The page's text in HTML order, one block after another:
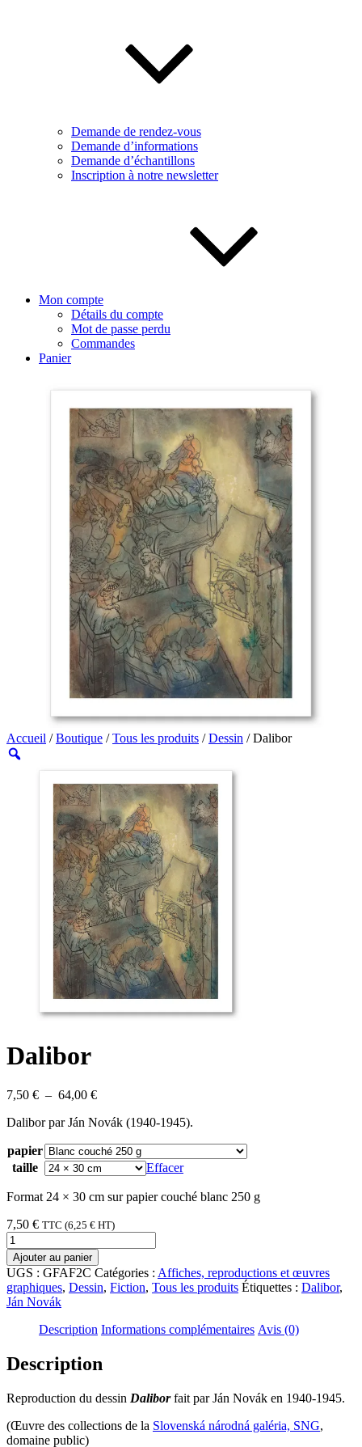
Demande de rendez-vous
Demande d’informations
Demande d’échantillons
Inscription à notre newsletter
Mon compte
Détails du compte
Mot de passe perdu
Commandes
Panier
Accueil /Boutique /Tous les produits /Dessin / Dalibor
Dalibor
7,50 € – 64,00 €Plage
prix :
à
64,00 €
Dalibor par Ján Novák (1940-1945).
papier
taille
Effacer
Format 24 × 30 cm sur papier couché blanc 250 g
7,50 € TTC (6,25 € HT)
quantité
de
Dalibor
Ajouter au panier
UGS : GFAF2C Catégories : Affiches, reproductions et œuvres
graphiques, Dessin, Fiction, Tous les produits Étiquettes : Dalibor,
Ján Novák
Description Informations complémentaires Avis (0)
Description
Reproduction du dessin Daliborfait par Ján Novák en 1940-1945.
(Œuvre des collections de la Slovenská národná galéria, SNG,
domaine public)